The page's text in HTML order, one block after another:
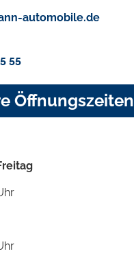
automobile.de
55
Öffnungszeiten